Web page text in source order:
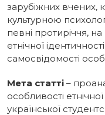
зарубіжних вчених,
культурною
певні протиріччя,
етнічної
самосвідомості
Мета статті –
особливості
української